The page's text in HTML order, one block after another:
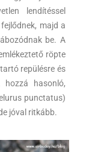
lendítéssel
majd a
be. A
röpte
repülésre és
hasonló,
punctatus)
jóval ritkább.